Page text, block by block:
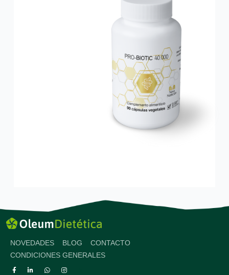
NOVEDADES BLOG
CONTACTO
CONDICIONES GENERALES